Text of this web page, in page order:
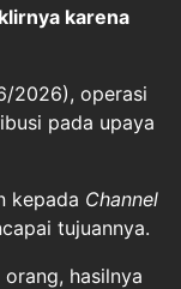
karena
2026), operasi
pada upaya
kepada Channel
tujuannya.
hasilnya